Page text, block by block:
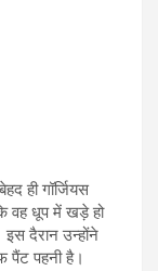
ही गॉर्जियस
वह धूप में खड़े हो
दैरान उन्होंने
पैंट पहनी है।